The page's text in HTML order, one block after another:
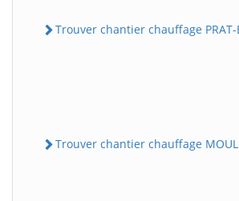
Trouver chantier chauffage PRAT-
Trouver chantier chauffage